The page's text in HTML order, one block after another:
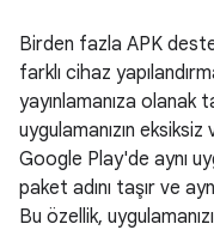
Birden fazla APK
farklı cihaz
yayınlamanıza olanak
uygulamanızın
Google Play'de aynı
paket adını taşır ve
Bu özellik,